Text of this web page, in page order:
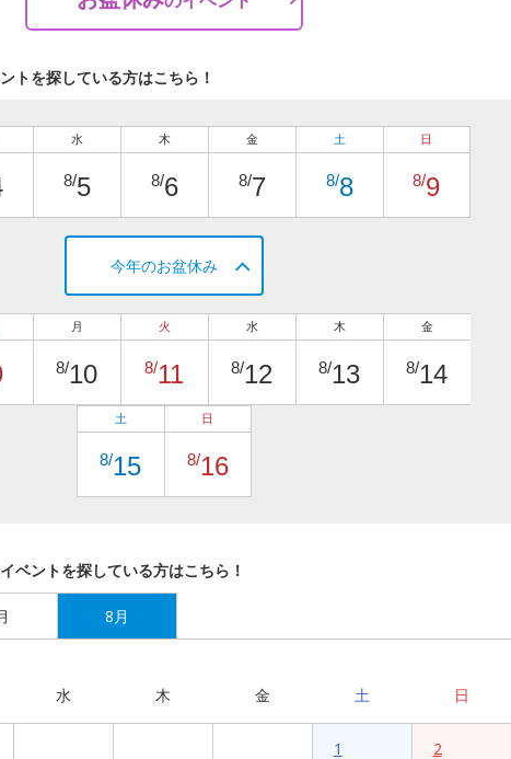
トを探している方はこちら！
水
8/5
木
8/6
金
8/7
土
8/8
日
8/9
今年のお盆休み
月
8/10
火
8/11
水
8/12
木
8/13
金
8/14
土
8/15
日
8/16
ベントを探している方はこちら！
8月
水 木 金 土 日
1 2